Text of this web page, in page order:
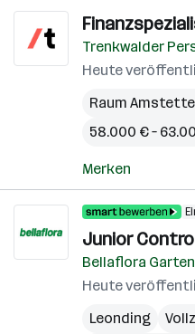
Trenkwalder
Heute
Raum
58.000 € –
Merken
Junior
Bellaflora
Heute
Leonding